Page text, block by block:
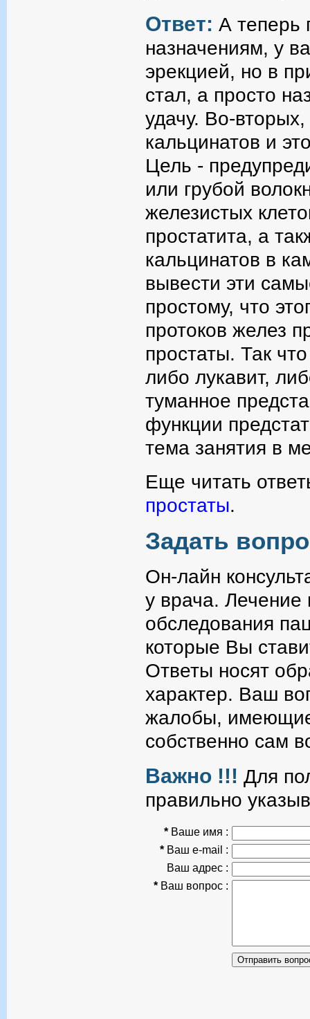
Ответ: А теперь
назначениям, у
эрекцией, но в
стал, а просто
удачу. Во-
кальцинатов и
Цель -
или грубой
железистых
простатита, а
кальцинатов в
вывести эти
простому, что
протоков желез
простаты. Так
либо лукавит,
туманное
функции
тема занятия в
Еще читать
простаты.
Задать
Он-лайн
у врача. Лечение
обследования
которые Вы
Ответы носят
характер. Ваш
жалобы,
собственно сам
Важно !!! Для
правильно
* Ваше имя :
* Ваш e-mail :
Ваш адрес :
* Ваш вопрос :